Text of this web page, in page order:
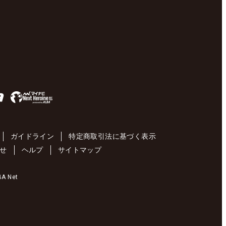
ガイドライン
特定商取引法に基づく表示
ヘルプ サイトマップ
Net